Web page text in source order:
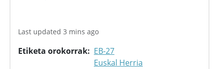
Last updated 3 mins ago
Etiketa orokorrak
EB-27
Euskal Herria